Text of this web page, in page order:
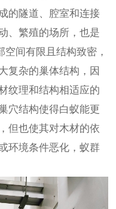
的隧道、腔室和连接
、繁殖的场所，也是
空间有限且结构致密，
复杂的巢体结构，因
纹理和结构相适应的
穴结构使得白蚁能更
但也使其对木材的依
环境条件恶化，蚁群